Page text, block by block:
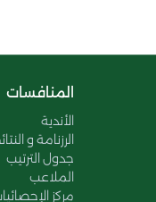
المنافسات
الأندية
الرزنامة و
جدول الترتيب
الملاعب
مركز